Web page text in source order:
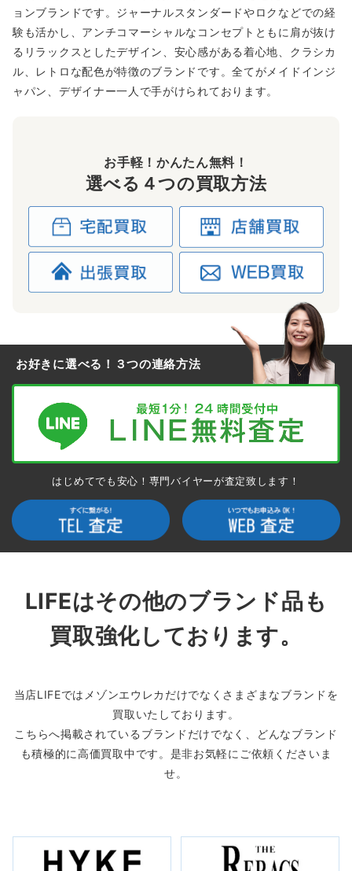
ョンブランドです。ジャーナルスタンダードやロクなどでの経
験も活かし、アンチコマーシャルなコンセプトともに肩が抜け
るリラックスとしたデザイン、安心感がある着心地、クラシカ
ル、レトロな配色が特徴のブランドです。全てがメイドインジ
ャパン、デザイナー一人で手がけられております。
お手軽！かんたん無料！
選べる４つの買取方法
お好きに選べる！３つの連絡方法
はじめてでも安心！専門バイヤーが査定致します！
LIFEはその他のブランド品も
買取強化しております。
当店LIFEではメゾンエウレカだけでなくさまざまなブランドを
買取いたしております。
こちらへ掲載されているブランドだけでなく、どんなブランド
も積極的に高価買取中です。是非お気軽にご依頼くださいま
せ。